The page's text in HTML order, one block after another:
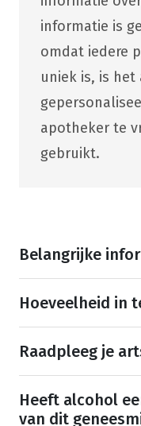
informatie is
omdat iedere
uniek is, is het
apotheker te
gebruikt.
Belangrijke
Hoeveelheid in
Raadpleeg je
Heeft alcohol
van dit